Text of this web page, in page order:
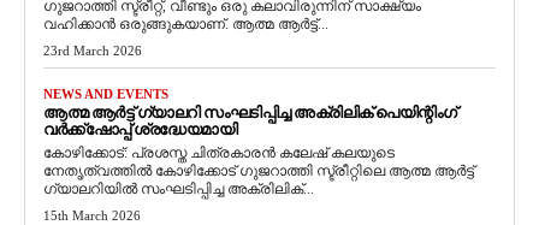
ഗുജറാത്തി സ്ട്രീറ്റ്, വീണ്ടും ഒരു കലാവിരുന്നിന് സാക്ഷ്യം
വഹിക്കാൻ ഒരുങ്ങുകയാണ്. ആത്മ ആർട്ട്...
23rd March 2026
NEWS AND EVENTS
ആത്മ ആർട്ട് ഗ്യാലറി സംഘടിപ്പിച്ച അക്രിലിക് പെയിന്റിംഗ്
വർക്ക്‌ഷോപ്പ് ശ്രദ്ധേയമായി
കോഴിക്കോട്: പ്രശസ്ത ചിത്രകാരൻ കലേഷ് കലയുടെ
നേതൃത്വത്തിൽ കോഴിക്കോട് ഗുജറാത്തി സ്ട്രീറ്റിലെ ആത്മ ആർട്ട്
ഗ്യാലറിയിൽ സംഘടിപ്പിച്ച അക്രിലിക്...
15th March 2026